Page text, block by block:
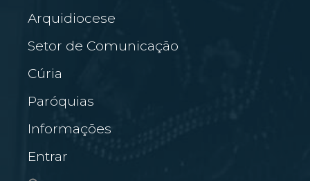
Arquidiocese
Setor de Comunicação
Cúria
Paróquias
Informações
Entrar